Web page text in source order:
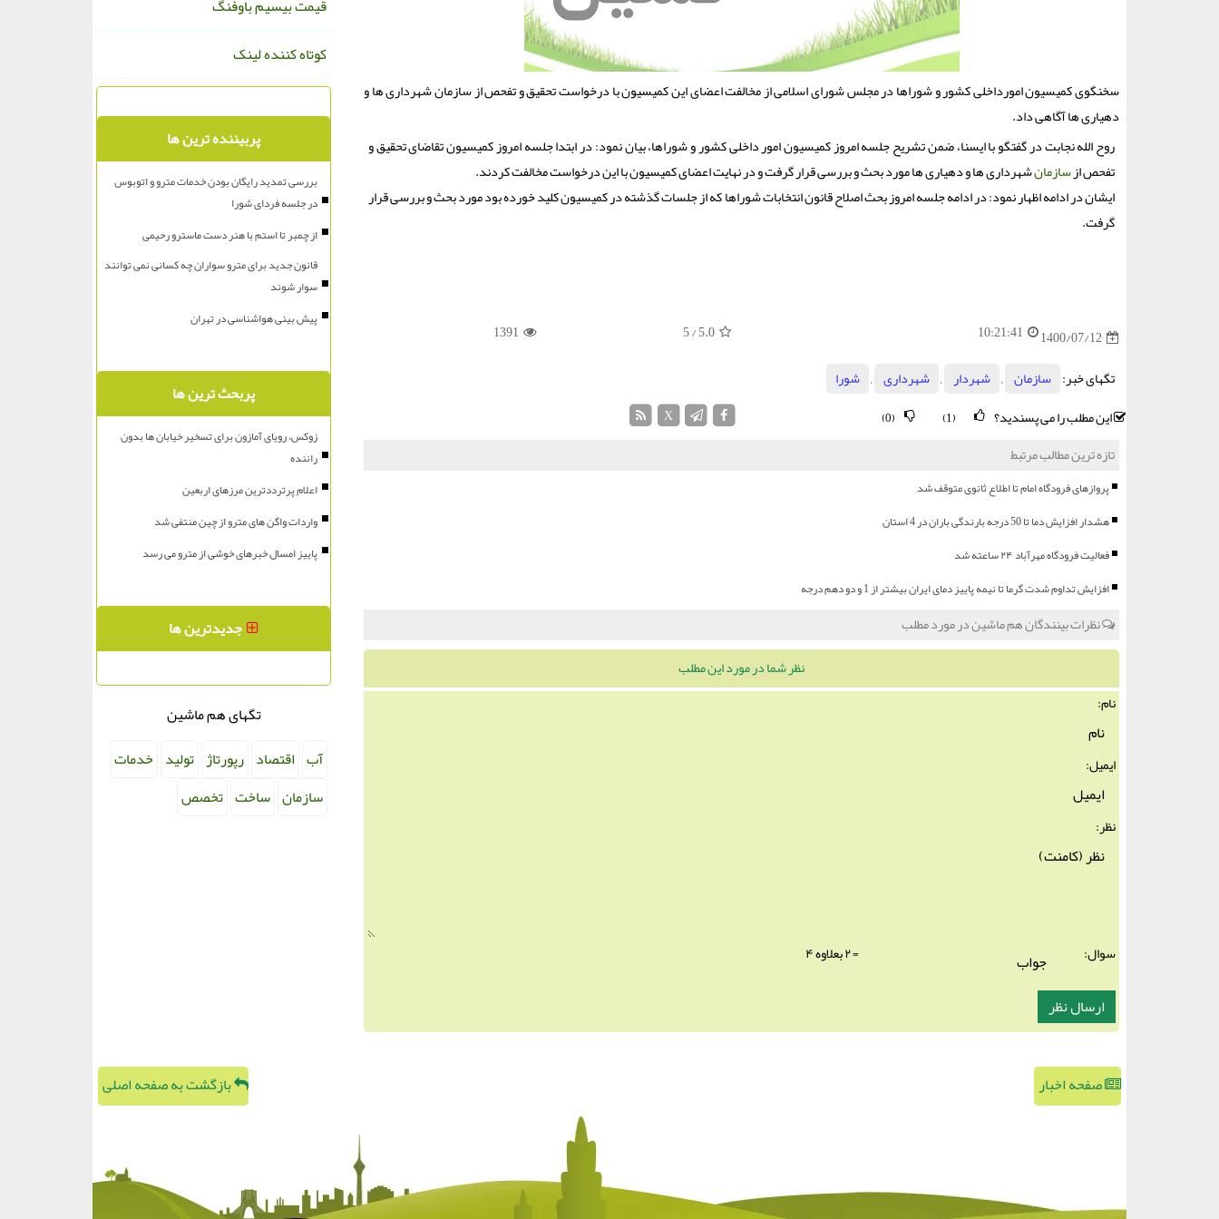
سخنگوی کمیسیون امورداخلی کشور و شوراها در مجلس شورای اسلامی از مخالفت اعضای این کمیسیون با درخواست تحقیق و تفحص از سازمان شهرداری ها و
دهیاری ها آگاهی داد.
روح الله نجابت در گفتگو با ایسنا، ضمن تشریح جلسه امروز کمیسیون امور داخلی کشور و شوراها، بیان نمود: در ابتدا جلسه امروز کمیسیون تقاضای تحقیق و
تفحص ازسازمانشهرداری ها و دهیاری ها مورد بحث و بررسی قرار گرفت و در نهایت اعضای کمیسیون با این درخواست مخالفت کردند.
ایشان در ادامه اظهار نمود: در ادامه جلسه امروز بحث اصلاح قانون انتخابات شوراها که از جلسات گذشته در کمیسیون کلید خورده بود مورد بحث و بررسی قرار
گرفت.
1400/07/12
10:21:41
5.0
/ 5
1391
تگهای خبر: سازمان , شهردار , شهرداری , شورا
این مطلب را می پسندید؟
(1)
(0)
X
تازه ترین مطالب مرتبط
پروازهای فرودگاه امام تا اطلاع ثانوی متوقف شد
هشدار افزایش دما تا 50 درجه بارندگی باران در 4 استان
فعالیت فرودگاه مهرآباد ۲۴ ساعته شد
افزایش تداوم شدت گرما تا نیمه پاییز دمای ایران بیشتر از 1 و دو دهم درجه
نظرات بینندگان هم ماشین در مورد مطلب
نظر شما در مورد این مطلب
نام:
ایمیل:
نظر:
سوال: = ۲ بعلاوه ۴
قیمت بیسیم باوفنگ
کوتاه کننده لینک
پربیننده ترین ها
بررسی تمدید رایگان بودن خدمات مترو و اتوبوس
در جلسه فردای شورا
از چمبر تا استم با هنر دست ماسترو رحیمی
قانون جدید برای مترو سواران چه کسانی نمی توانند
سوار شوند
پیش بینی هواشناسی در تهران
پربحث ترین ها
زوکس، رویای آمازون برای تسخیر خیابان ها بدون
راننده
اعلام پرترددترین مرزهای اربعین
واردات واگن های مترو از چین منتفی شد
پاییز امسال خبرهای خوشی از مترو می رسد
جدیدترین ها
تگهای هم ماشین
آب اقتصاد رپورتاژ تولید خدمات
سازمان ساخت تخصص
صفحه اخبار بازگشت به صفحه اصلی